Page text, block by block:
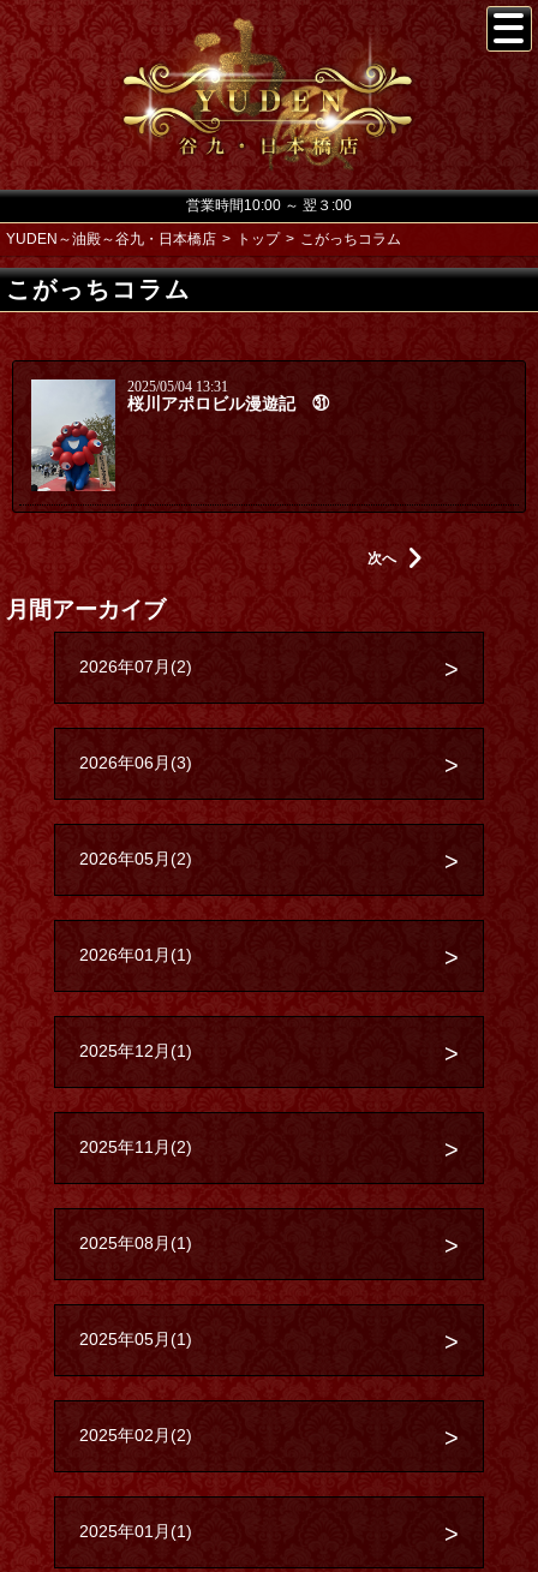
営業時間10:00 ～ 翌３:00
YUDEN～油殿～谷九・日本橋店
トップ こがっちコラム
こがっちコラム
2025/05/04 13:31
桜川アポロビル漫遊記 ㉛
次へ
月間アーカイブ
2026年07月(2)
2026年06月(3)
2026年05月(2)
2026年01月(1)
2025年12月(1)
2025年11月(2)
2025年08月(1)
2025年05月(1)
2025年02月(2)
2025年01月(1)